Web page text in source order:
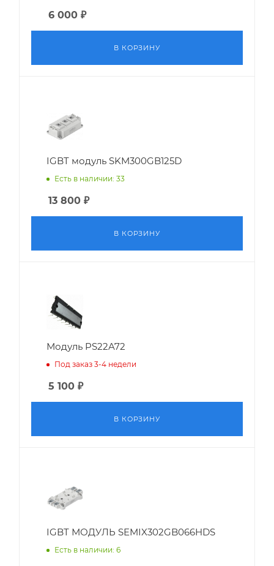
6 000 ₽
В КОРЗИНУ
IGBT модуль SKM300GB125D
Есть в наличии: 33
13 800 ₽
В КОРЗИНУ
Модуль PS22A72
Под заказ 3-4 недели
5 100 ₽
В КОРЗИНУ
IGBT МОДУЛЬ SEMIX302GB066HDS
Есть в наличии: 6